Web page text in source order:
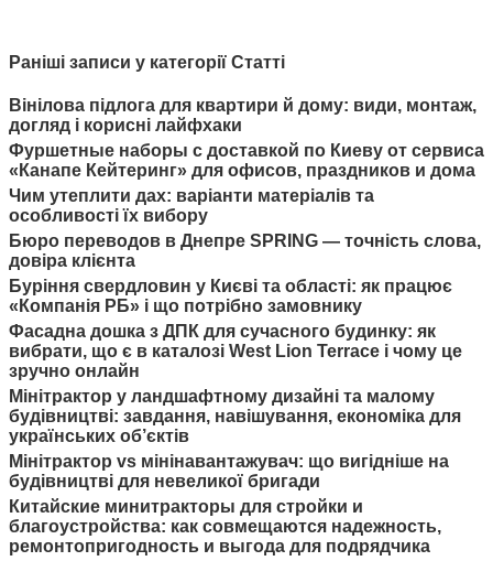
Раніші записи у категорії Статті
Вінілова підлога для квартири й дому: види, монтаж,
догляд і корисні лайфхаки
Фуршетные наборы с доставкой по Киеву от сервиса
«Канапе Кейтеринг» для офисов, праздников и дома
Чим утеплити дах: варіанти матеріалів та
особливості їх вибору
Бюро переводов в Днепре SPRING — точність слова,
довіра клієнта
Буріння свердловин у Києві та області: як працює
«Компанія РБ» і що потрібно замовнику
Фасадна дошка з ДПК для сучасного будинку: як
вибрати, що є в каталозі West Lion Terrace і чому це
зручно онлайн
Мінітрактор у ландшафтному дизайні та малому
будівництві: завдання, навішування, економіка для
українських об’єктів
Мінітрактор vs мінінавантажувач: що вигідніше на
будівництві для невеликої бригади
Китайские минитракторы для стройки и
благоустройства: как совмещаются надежность,
ремонтопригодность и выгода для подрядчика